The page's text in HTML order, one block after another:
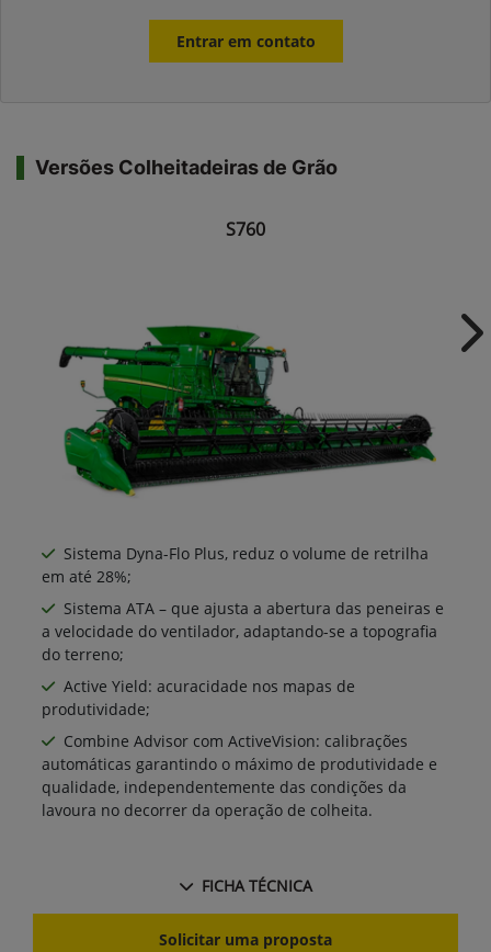
Entrar em contato
Versões Colheitadeiras de Grão
S760
Sistema Dyna-Flo Plus, reduz o volume de retrilha
em até 28%;
Sistema ATA – que ajusta a abertura das peneiras e
a velocidade do ventilador, adaptando-se a topografia
do terreno;
Active Yield: acuracidade nos mapas de
produtividade;
Combine Advisor com ActiveVision: calibrações
automáticas garantindo o máximo de produtividade e
qualidade, independentemente das condições da
lavoura no decorrer da operação de colheita.
FICHA TÉCNICA
Solicitar uma proposta